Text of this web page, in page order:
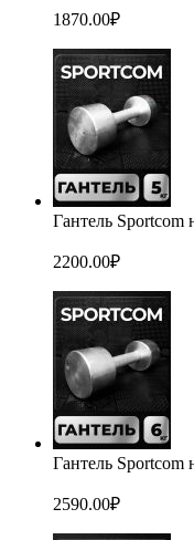
1870.00₽
Гантель Sportcom
2200.00₽
Гантель Sportcom
2590.00₽